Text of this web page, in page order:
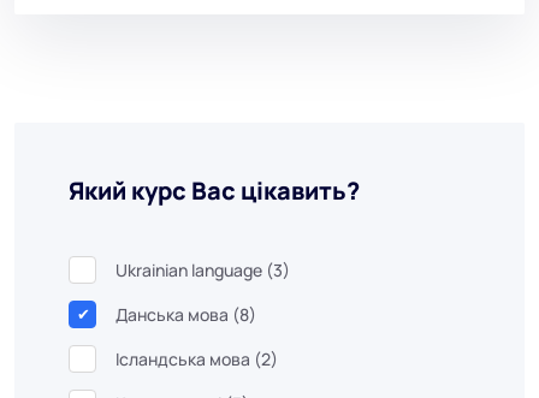
Який курс Вас цікавить?
Ukrainian language (3)
Данська мова (8)
Ісландська мова (2)